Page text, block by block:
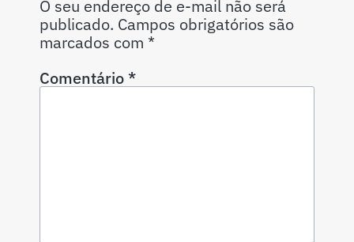
O seu endereço de e-mail não será
publicado. Campos obrigatórios são
marcados com *
Comentário*